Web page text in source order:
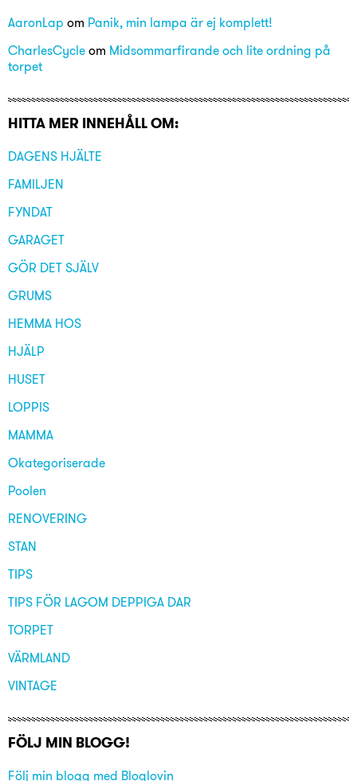
AaronLap om Panik, min lampa är ej komplett!
CharlesCycle om Midsommarfirande och lite ordning på
torpet
HITTA MER INNEHÅLL OM:
DAGENS HJÄLTE
FAMILJEN
FYNDAT
GARAGET
GÖR DET SJÄLV
GRUMS
HEMMA HOS
HJÄLP
HUSET
LOPPIS
MAMMA
Okategoriserade
Poolen
RENOVERING
STAN
TIPS
TIPS FÖR LAGOM DEPPIGA DAR
TORPET
VÄRMLAND
VINTAGE
FÖLJ MIN BLOGG!
Följ min blogg med Bloglovin